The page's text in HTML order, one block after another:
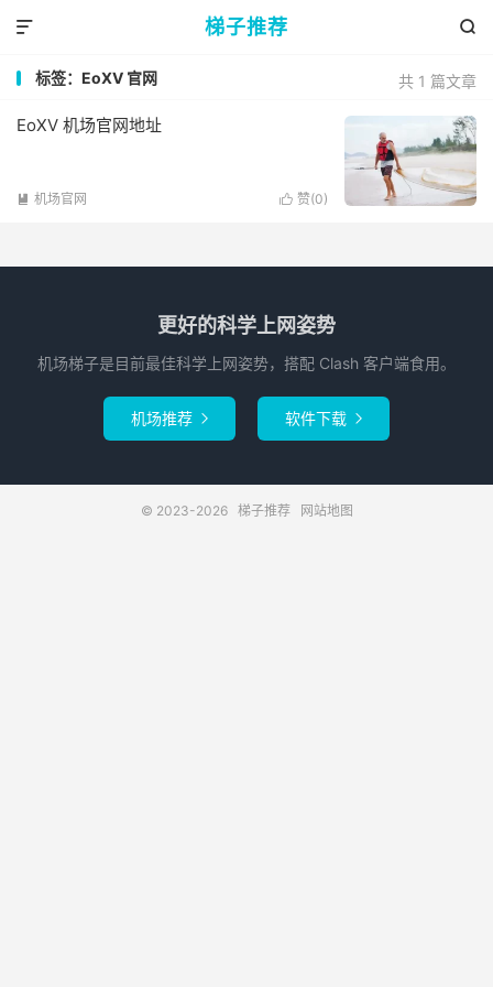
梯子推荐 

共 1 篇文章
标签：EoXV 官网
EoXV 机场官网地址
 赞(0)
 机场官网
更好的科学上网姿势
机场梯子是目前最佳科学上网姿势，搭配 Clash 客户端食用。
机场推荐  软件下载 
© 2023-2026 梯子推荐 网站地图